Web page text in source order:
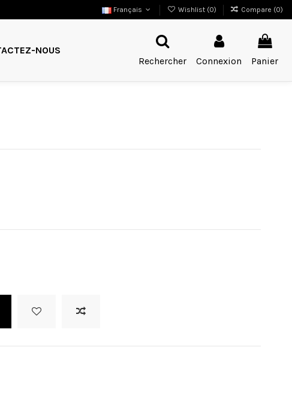
Français Wishlist (0) Compare (0)
NOUS
Rechercher
Connexion Panier